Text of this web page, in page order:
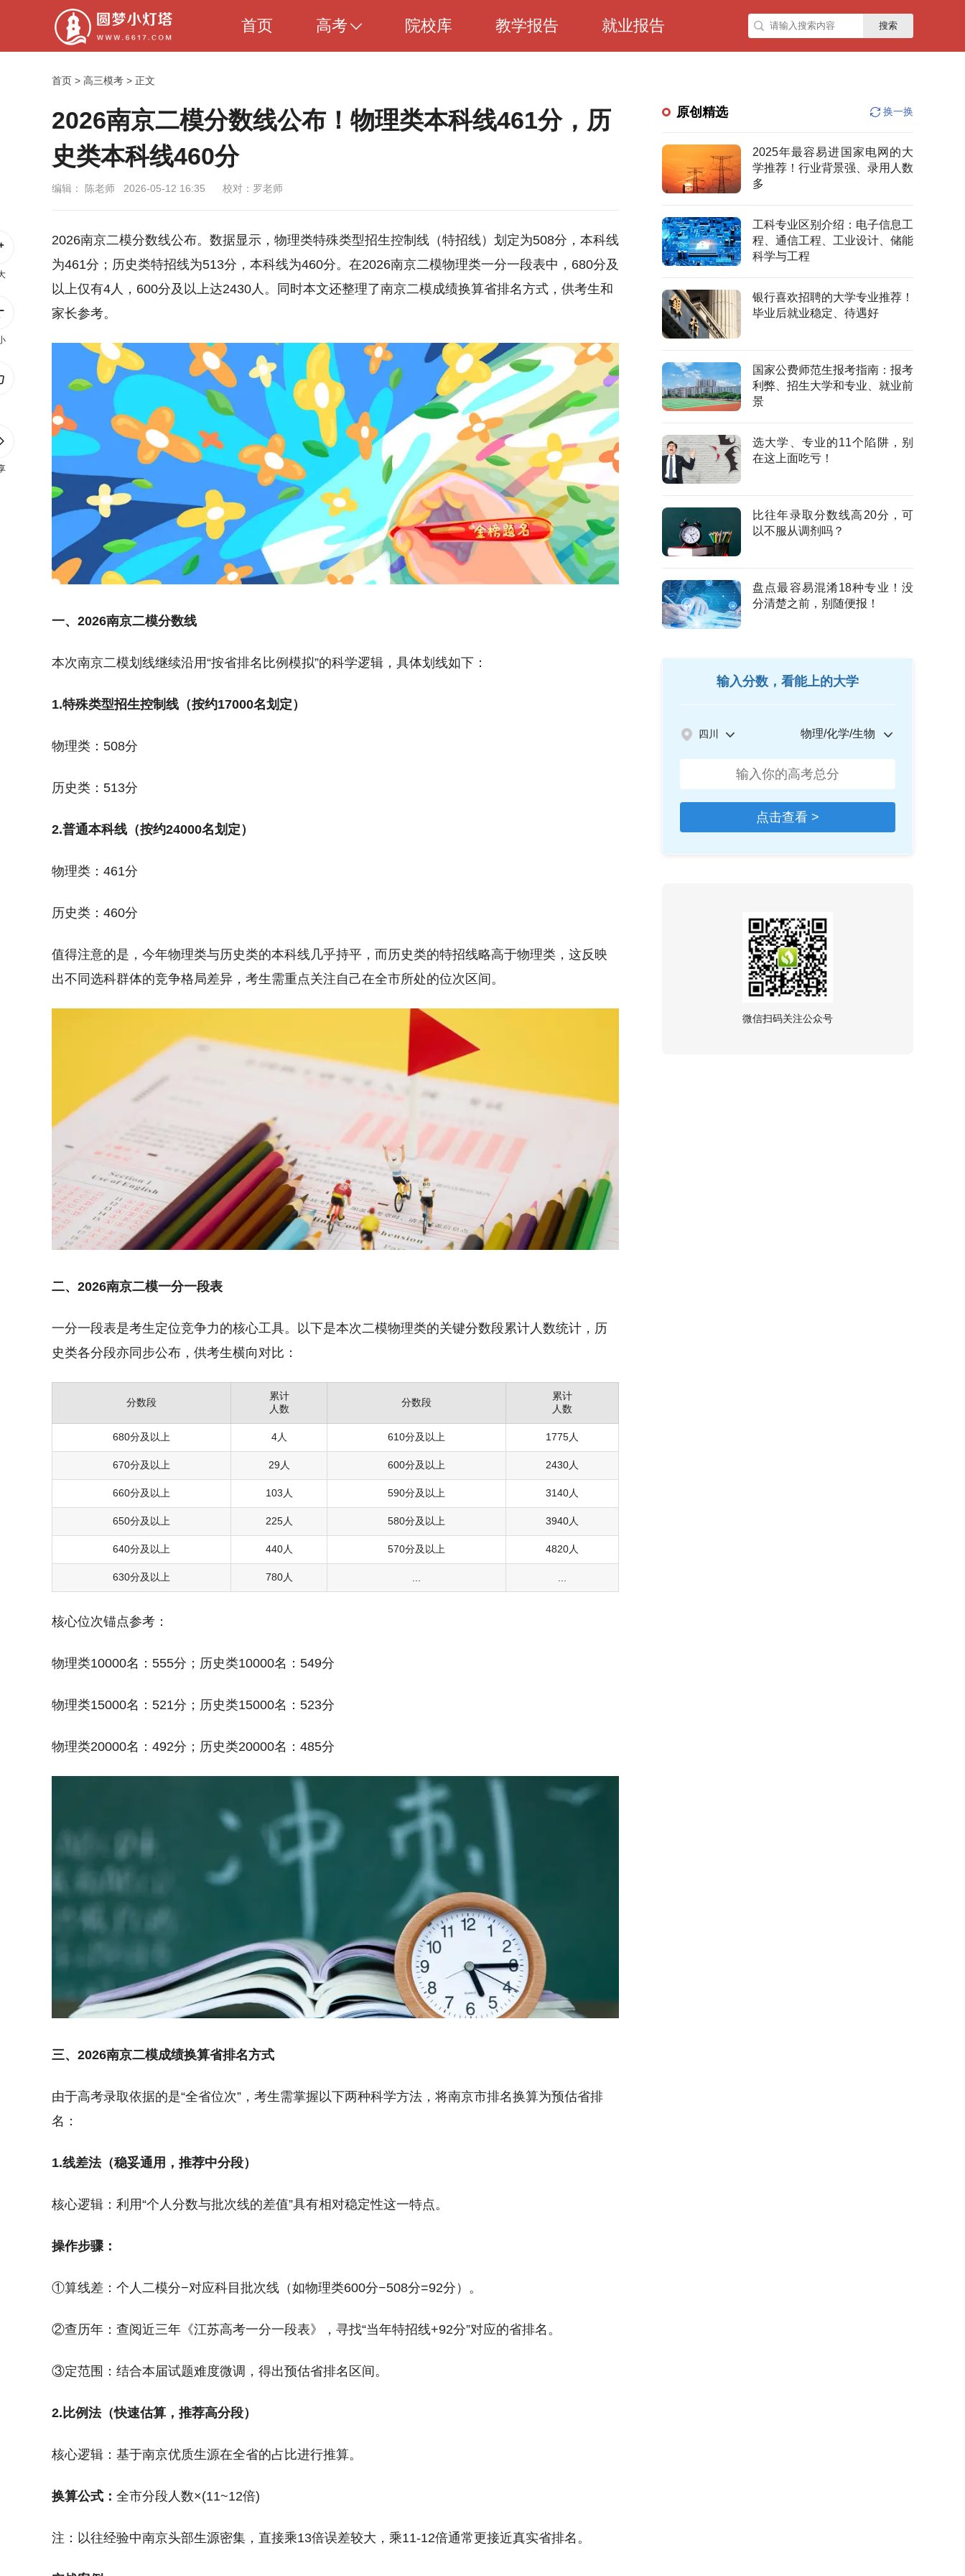
首页 高考 院校库 教学报告 就业报告 搜索
首页 > 高三模考 > 正文
2026南京二模分数线公布！物理类本科线461分，历
史类本科线460分
编辑： 陈老师 2026-05-12 16:35 校对：罗老师
2026南京二模分数线公布。数据显示，物理类特殊类型招生控制线（特招线）划定为508分，本科线
为461分；历史类特招线为513分，本科线为460分。在2026南京二模物理类一分一段表中，680分及
以上仅有4人，600分及以上达2430人。同时本文还整理了南京二模成绩换算省排名方式，供考生和
家长参考。
一、2026南京二模分数线
本次南京二模划线继续沿用“按省排名比例模拟”的科学逻辑，具体划线如下：
1.特殊类型招生控制线（按约17000名划定）
物理类：508分
历史类：513分
2.普通本科线（按约24000名划定）
物理类：461分
历史类：460分
值得注意的是，今年物理类与历史类的本科线几乎持平，而历史类的特招线略高于物理类，这反映
出不同选科群体的竞争格局差异，考生需重点关注自己在全市所处的位次区间。
二、2026南京二模一分一段表
一分一段表是考生定位竞争力的核心工具。以下是本次二模物理类的关键分数段累计人数统计，历
史类各分段亦同步公布，供考生横向对比：
分数段
累计
人数
分数段
累计
人数
680分及以上 4人 610分及以上 1775人
670分及以上 29人 600分及以上 2430人
660分及以上 103人 590分及以上 3140人
650分及以上 225人 580分及以上 3940人
640分及以上 440人 570分及以上 4820人
630分及以上 780人 ... ...
核心位次锚点参考：
物理类10000名：555分；历史类10000名：549分
物理类15000名：521分；历史类15000名：523分
物理类20000名：492分；历史类20000名：485分
三、2026南京二模成绩换算省排名方式
由于高考录取依据的是“全省位次”，考生需掌握以下两种科学方法，将南京市排名换算为预估省排
名：
1.线差法（稳妥通用，推荐中分段）
核心逻辑：利用“个人分数与批次线的差值”具有相对稳定性这一特点。
操作步骤：
①算线差：个人二模分−对应科目批次线（如物理类600分−508分=92分）。
②查历年：查阅近三年《江苏高考一分一段表》，寻找“当年特招线+92分”对应的省排名。
③定范围：结合本届试题难度微调，得出预估省排名区间。
2.比例法（快速估算，推荐高分段）
核心逻辑：基于南京优质生源在全省的占比进行推算。
换算公式： 全市分段人数×(11~12倍)
注：以往经验中南京头部生源密集，直接乘13倍误差较大，乘11-12倍通常更接近真实省排名。
原创精选 换一换
2025年最容易进国家电网的大
学推荐！行业背景强、录用人数
多
工科专业区别介绍：电子信息工
程、通信工程、工业设计、储能
科学与工程
银行喜欢招聘的大学专业推荐！
毕业后就业稳定、待遇好
国家公费师范生报考指南：报考
利弊、招生大学和专业、就业前
景
选大学、专业的11个陷阱，别
在这上面吃亏！
比往年录取分数线高20分，可
以不服从调剂吗？
盘点最容易混淆18种专业！没
分清楚之前，别随便报！
输入分数，看能上的大学
四川 物理/化学/生物
点击查看 >
微信扫码关注公众号